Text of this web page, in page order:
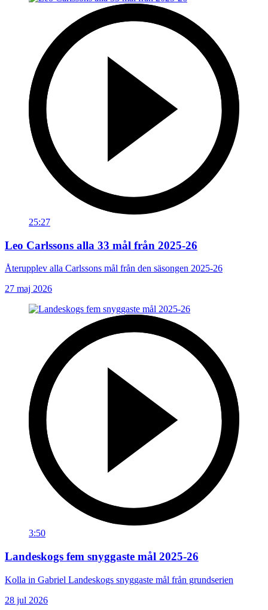
25:27
Leo Carlssons alla 33 mål från 2025-26
Återupplev alla Carlssons mål från den säsongen 2025-26
27 maj 2026
3:50
Landeskogs fem snyggaste mål 2025-26
Kolla in Gabriel Landeskogs snyggaste mål från grundserien
28 jul 2026